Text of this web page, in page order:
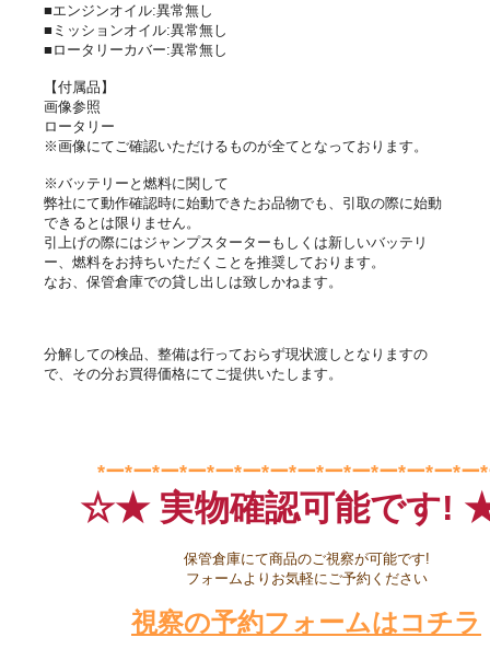
■エンジンオイル:異常無し
■ミッションオイル:異常無し
■ロータリーカバー:異常無し
【付属品】
画像参照
ロータリー
※画像にてご確認いただけるものが全てとなっております。
※バッテリーと燃料に関して
弊社にて動作確認時に始動できたお品物でも、引取の際に始動
できるとは限りません。
引上げの際にはジャンプスターターもしくは新しいバッテリ
ー、燃料をお持ちいただくことを推奨しております。
なお、保管倉庫での貸し出しは致しかねます。
分解しての検品、整備は行っておらず現状渡しとなりますの
で、その分お買得価格にてご提供いたします。
*ー*ー*ー*ー*ー*ー*ー*ー*ー*ー*ー*ー*ー*ー
☆★ 実物確認可能です!
保管倉庫にて商品のご視察が可能です!
フォームよりお気軽にご予約ください
視察の予約フォームはコチラ